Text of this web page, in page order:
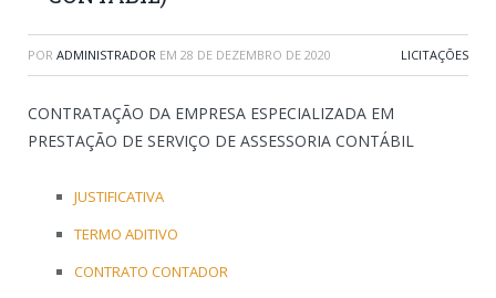
POR ADMINISTRADOR EM 28 DE DEZEMBRO DE 2020 LICITAÇÕES
CONTRATAÇÃO DA EMPRESA ESPECIALIZADA EM
PRESTAÇÃO DE SERVIÇO DE ASSESSORIA CONTÁBIL
JUSTIFICATIVA
TERMO ADITIVO
CONTRATO CONTADOR